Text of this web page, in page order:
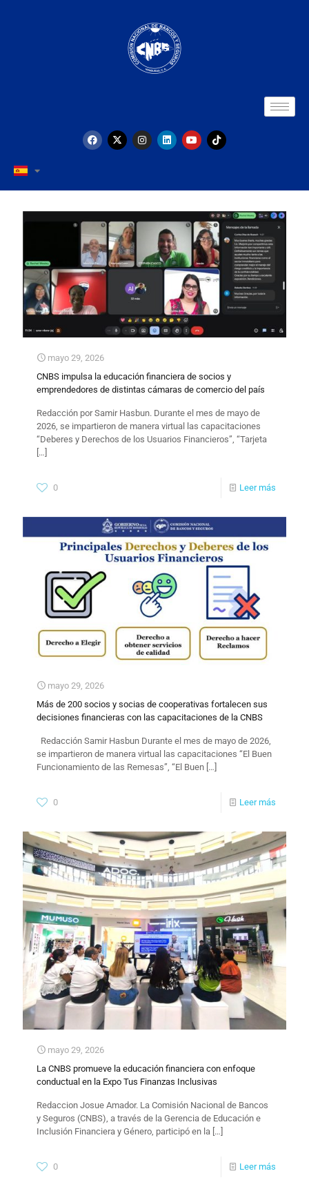
mayo 29, 2026
CNBS impulsa la educación financiera de socios y
emprendedores de distintas cámaras de comercio del país
Redacción por Samir Hasbun. Durante el mes de mayo de
2026, se impartieron de manera virtual las capacitaciones
“Deberes y Derechos de los Usuarios Financieros”, “Tarjeta
[…]
0 Leer más
mayo 29, 2026
Más de 200 socios y socias de cooperativas fortalecen sus
decisiones financieras con las capacitaciones de la CNBS
​Redacción Samir Hasbun Durante el mes de mayo de 2026,
se impartieron de manera virtual las capacitaciones “El Buen
Funcionamiento de las Remesas”, “El Buen […]
0 Leer más
mayo 29, 2026
La CNBS promueve la educación financiera con enfoque
conductual en la Expo Tus Finanzas Inclusivas
Redaccion Josue Amador. La Comisión Nacional de Bancos
y Seguros (CNBS), a través de la Gerencia de Educación e
Inclusión Financiera y Género, participó en la […]
0 Leer más